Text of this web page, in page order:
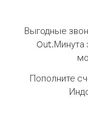
Выгодные
Out.Минута
Пополните